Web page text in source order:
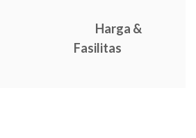
Harga &
Fasilitas